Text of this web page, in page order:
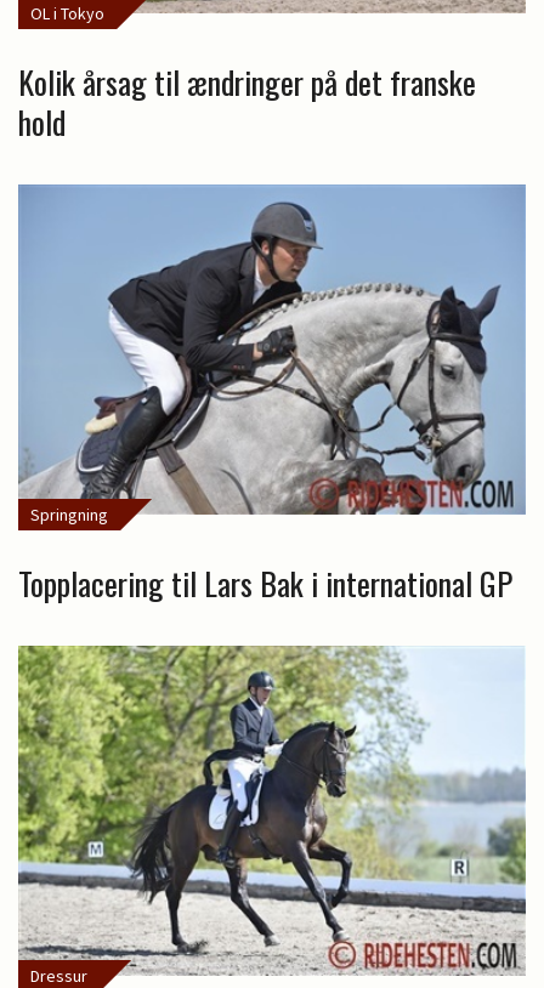
OL i Tokyo
Kolik årsag til ændringer på det franske
hold
Springning
Topplacering til Lars Bak i international GP
Dressur